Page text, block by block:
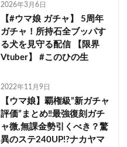
2026年3月6日
【#ウマ娘 ガチャ】 5周年
ガチャ！所持石全ブッパす
る犬を見守る配信 【限界
Vtuber】 #このひの生
2022年11月9日
【ウマ娘】覇権級”新ガチャ
評価”まとめ‼最強復刻ガチ
ャ微,無課金勢引くべき？驚
異のステ240UP!?ナカヤマ